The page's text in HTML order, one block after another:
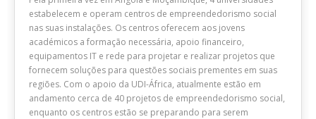
estabelecem e operam centros de empreendedorismo social
nas suas instalações. Os centros oferecem aos jovens
académicos a formação necessária, apoio financeiro,
equipamentos IT e rede para projetar e realizar projetos que
fornecem soluções para questões sociais prementes em suas
regiões. Com o apoio da UDI-África, atualmente estão em
andamento cerca de 40 projetos de empreendedorismo social,
enquanto os centros estão se preparando para serem